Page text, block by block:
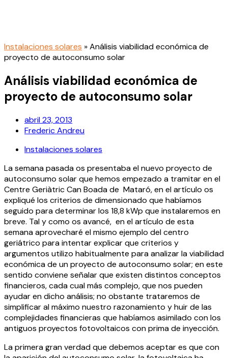
Instalaciones solares »Análisis viabilidad económica de
proyecto de autoconsumo solar
Análisis viabilidad económica de
proyecto de autoconsumo solar
abril 23, 2013
Frederic Andreu
Instalaciones solares
La semana pasada os presentaba el nuevo proyecto de
autoconsumo solar que hemos empezado a tramitar en el
Centre Geriàtric Can Boada de Mataró, en el artículo os
expliqué los criterios de dimensionado que habíamos
seguido para determinar los 18,8 kWp que instalaremos en
breve. Tal y como os avancé, en el artículo de esta
semana aprovecharé el mismo ejemplo del centro
geriátrico para intentar explicar que criterios y
argumentos utilizo habitualmente para analizar la viabilidad
económica de un proyecto de autoconsumo solar; en este
sentido conviene señalar que existen distintos conceptos
financieros, cada cual más complejo, que nos pueden
ayudar en dicho análisis; no obstante trataremos de
simplificar al máximo nuestro razonamiento y huir de las
complejidades financieras que habíamos asimilado con los
antiguos proyectos fotovoltaicos con prima de inyección.
La primera gran verdad que debemos aceptar es que con